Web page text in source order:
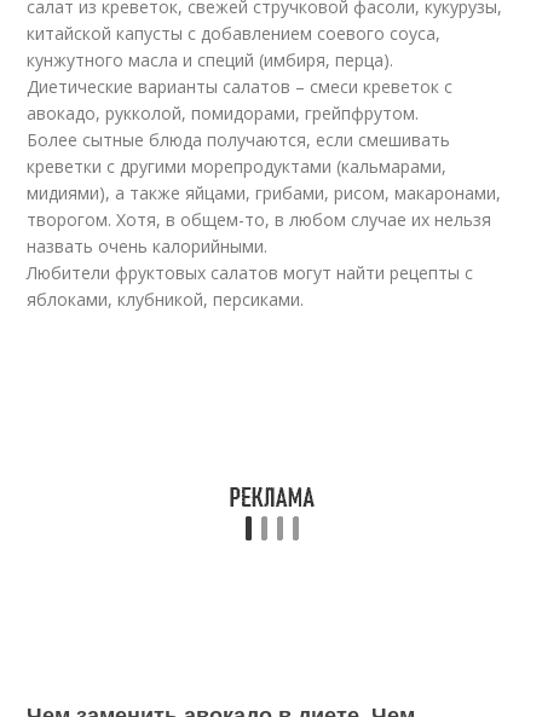
салат из креветок, свежей стручковой фасоли, кукурузы,
китайской капусты с добавлением соевого соуса,
кунжутного масла и специй (имбиря, перца).
Диетические варианты салатов – смеси креветок с
авокадо, рукколой, помидорами, грейпфрутом.
Более сытные блюда получаются, если смешивать
креветки с другими морепродуктами (кальмарами,
мидиями), а также яйцами, грибами, рисом, макаронами,
творогом. Хотя, в общем-то, в любом случае их нельзя
назвать очень калорийными.
Любители фруктовых салатов могут найти рецепты с
яблоками, клубникой, персиками.